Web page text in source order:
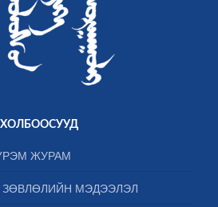
ХОЛБООСУУД
ЖУРАМ
ЗӨВЛӨЛИЙН МЭДЭЭЛЭЛ